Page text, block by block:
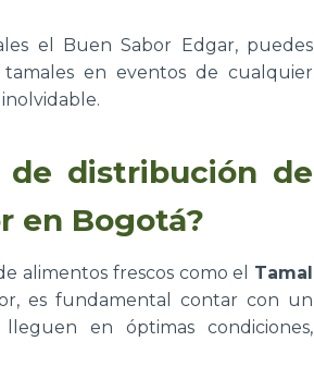
el Buen Sabor Edgar, puedes
en eventos de cualquier
de distribución de
en Bogotá?
alimentos frescos como el Tamal
es fundamental contar con un
en óptimas condiciones,